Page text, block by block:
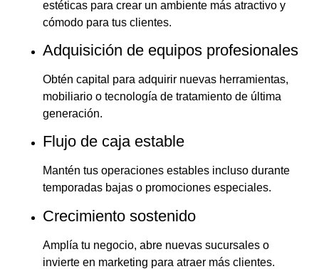
estéticas para crear un ambiente más atractivo y
cómodo para tus clientes.
Adquisición de equipos profesionales
Obtén capital para adquirir nuevas herramientas,
mobiliario o tecnología de tratamiento de última
generación.
Flujo de caja estable
Mantén tus operaciones estables incluso durante
temporadas bajas o promociones especiales.
Crecimiento sostenido
Amplía tu negocio, abre nuevas sucursales o
invierte en marketing para atraer más clientes.